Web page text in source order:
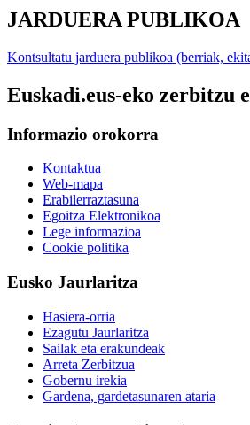
JARDUERA PUBLIKOA
Kontsultatu jarduera publikoa (berriak,
Euskadi.eus-eko zerbitzu
Informazio orokorra
Kontaktua
Web-mapa
Erabilerraztasuna
Egoitza Elektronikoa
Lege informazioa
Cookie politika
Eusko Jaurlaritza
Hasiera-orria
Ezagutu Jaurlaritza
Sailak eta erakundeak
Arreta Zerbitzua
Gobernu irekia
Gardena, gardetasunaren ataria